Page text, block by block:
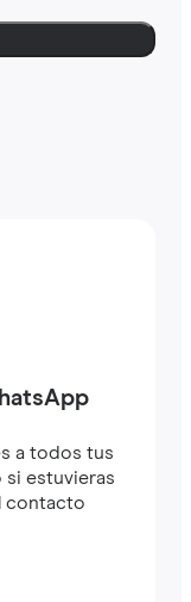
a todos tus
estuvieras
contacto